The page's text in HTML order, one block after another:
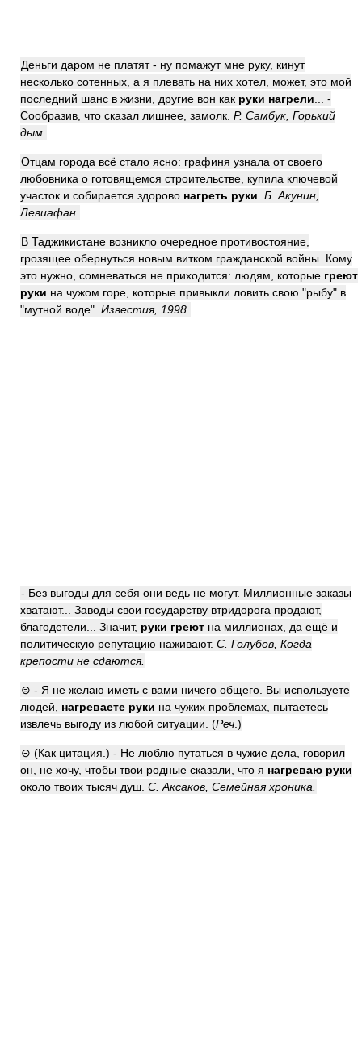
Деньги даром не платят - ну помажут мне руку, кинут
несколько сотенных, а я плевать на них хотел, может, это мой
последний шанс в жизни, другие вон как руки нагрели ... -
Сообразив, что сказал лишнее, замолк. Р. Самбук, Горький
дым.
Отцам города всё стало ясно: графиня узнала от своего
любовника о готовящемся строительстве, купила ключевой
участок и собирается здорово нагреть руки Б. Акунин,
Левиафан.
В Таджикистане возникло очередное противостояние,
грозящее обернуться новым витком гражданской войны. Кому
это нужно, сомневаться не приходится: людям, которые греют
руки на чужом горе, которые привыкли ловить свою "рыбу" в
"мутной воде". Известия, 1998.
- Без выгоды для себя они ведь не могут. Миллионные заказы
хватают... Заводы свои государству втридорога продают,
благодетели... Значит, руки греют на миллионах, да ещё и
политическую репутацию наживают. С. Голубов, Когда
крепости не сдаются.
⊜ - Я не желаю иметь с вами ничего общего. Вы используете
людей, нагреваете руки на чужих проблемах, пытаетесь
извлечь выгоду из любой ситуации. (Реч .)
⊝ (Как цитация.) - Не люблю путаться в чужие дела, говорил
он, не хочу, чтобы твои родные сказали, что я нагреваю руки
около твоих тысяч душ. С. Аксаков, Семейная хроника.